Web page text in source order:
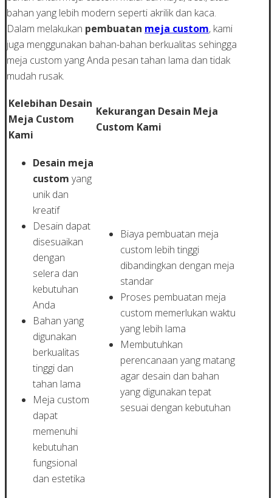
bahan yang lebih modern seperti akrilik dan kaca.
Dalam melakukan pembuatan meja custom, kami
juga menggunakan bahan-bahan berkualitas sehingga
meja custom yang Anda pesan tahan lama dan tidak
mudah rusak.
Kelebihan Desain
Meja Custom
Kami
Kekurangan Desain Meja
Custom Kami
Desain meja
custom yang
unik dan
kreatif
Desain dapat
disesuaikan
dengan
selera dan
kebutuhan
Anda
Bahan yang
digunakan
berkualitas
tinggi dan
tahan lama
Meja custom
dapat
memenuhi
kebutuhan
fungsional
dan estetika
Biaya pembuatan meja
custom lebih tinggi
dibandingkan dengan meja
standar
Proses pembuatan meja
custom memerlukan waktu
yang lebih lama
Membutuhkan
perencanaan yang matang
agar desain dan bahan
yang digunakan tepat
sesuai dengan kebutuhan